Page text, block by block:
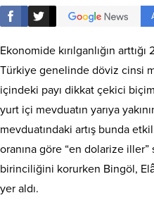
Ekonomide kırılganlığın
Türkiye genelinde döviz cinsi
içindeki payı dikkat çekici
yurt içi mevduatın ya­rıya
mevduatındaki ar­tış bunda
oranına göre “en dolari­ze iller”
birinciliğini korur­ken Bingöl,
yer aldı.